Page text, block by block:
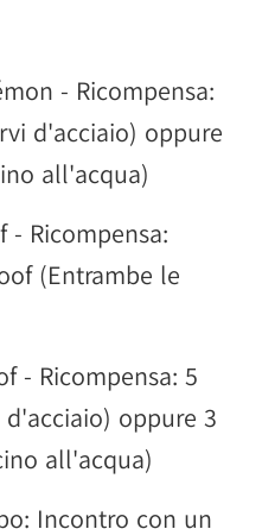
- Ricompensa:
d'acciaio) oppure
all'acqua)
- Ricompensa:
(Entrambe le
- Ricompensa: 5
oppure 3
all'acqua)
Incontro con un